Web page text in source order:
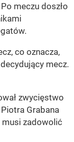
meczu doszło
co oznacza,
mecz.
zwycięstwo
Grabana
musi zadowolić